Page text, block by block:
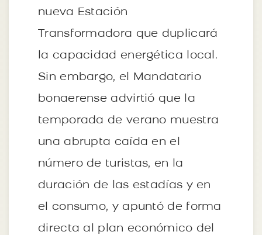
nueva Estación
Transformadora que duplicará
la capacidad energética local.
Sin embargo, el Mandatario
bonaerense advirtió que la
temporada de verano muestra
una abrupta caída en el
número de turistas, en la
duración de las estadías y en
el consumo, y apuntó de forma
directa al plan económico del